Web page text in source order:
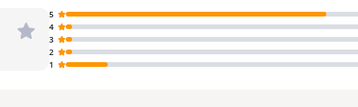
5
4
3
2
1